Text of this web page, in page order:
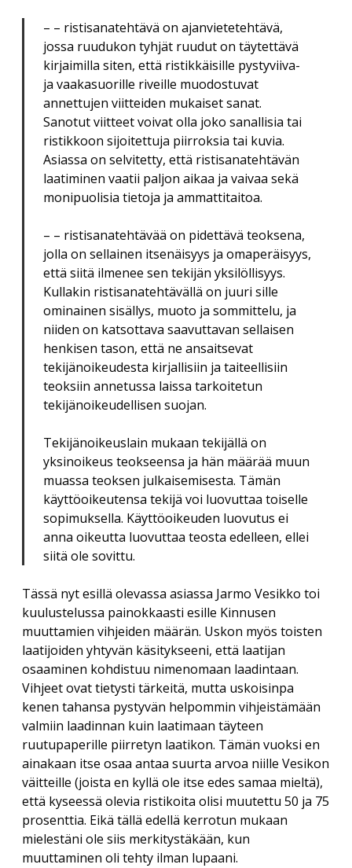
– – ristisanatehtävä on ajanvietetehtävä,
jossa ruudukon tyhjät ruudut on täytettävä
kirjaimilla siten, että ristikkäisille pystyviiva-
ja vaakasuorille riveille muodostuvat
annettujen viitteiden mukaiset sanat.
Sanotut viitteet voivat olla joko sanallisia tai
ristikkoon sijoitettuja piirroksia tai kuvia.
Asiassa on selvitetty, että ristisanatehtävän
laatiminen vaatii paljon aikaa ja vaivaa sekä
monipuolisia tietoja ja ammattitaitoa.
– – ristisanatehtävää on pidettävä teoksena,
jolla on sellainen itsenäisyys ja omaperäisyys,
että siitä ilmenee sen tekijän yksilöllisyys.
Kullakin ristisanatehtävällä on juuri sille
ominainen sisällys, muoto ja sommittelu, ja
niiden on katsottava saavuttavan sellaisen
henkisen tason, että ne ansaitsevat
tekijänoikeudesta kirjallisiin ja taiteellisiin
teoksiin annetussa laissa tarkoitetun
tekijänoikeudellisen suojan.
Tekijänoikeuslain mukaan tekijällä on
yksinoikeus teokseensa ja hän määrää muun
muassa teoksen julkaisemisesta. Tämän
käyttöoikeutensa tekijä voi luovuttaa toiselle
sopimuksella. Käyttöoikeuden luovutus ei
anna oikeutta luovuttaa teosta edelleen, ellei
siitä ole sovittu.
Tässä nyt esillä olevassa asiassa Jarmo Vesikko toi
kuulustelussa painokkaasti esille Kinnusen
muuttamien vihjeiden määrän. Uskon myös toisten
laatijoiden yhtyvän käsitykseeni, että laatijan
osaaminen kohdistuu nimenomaan laadintaan.
Vihjeet ovat tietysti tärkeitä, mutta uskoisinpa
kenen tahansa pystyvän helpommin vihjeistämään
valmiin laadinnan kuin laatimaan täyteen
ruutupaperille piirretyn laatikon. Tämän vuoksi en
ainakaan itse osaa antaa suurta arvoa niille Vesikon
väitteille (joista en kyllä ole itse edes samaa mieltä),
että kyseessä olevia ristikoita olisi muutettu 50 ja 75
prosenttia. Eikä tällä edellä kerrotun mukaan
mielestäni ole siis merkitystäkään, kun
muuttaminen oli tehty ilman lupaani.